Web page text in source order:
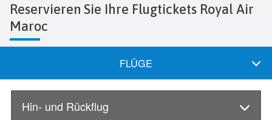
Reservieren Sie Ihre Flugtickets Royal Air
Maroc